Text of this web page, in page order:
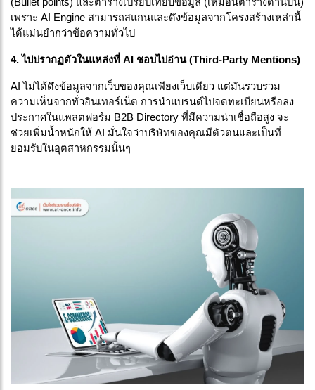
(Bullet points) และตารางเปรียบเทียบข้อมูล (เหมือนตารางด้านบน)
เพราะ AI Engine สามารถสแกนและดึงข้อมูลจากโครงสร้างเหล่านี้
ได้แม่นยำกว่าข้อความทั่วไป
4. ไปปรากฏตัวในแหล่งที่ AI ชอบไปอ่าน (Third-Party Mentions)
AI ไม่ได้ดึงข้อมูลจากเว็บของคุณเพียงเว็บเดียว แต่มันรวบรวม
ความเห็นจากทั่วอินเทอร์เน็ต การนำแบรนด์ไปจดทะเบียนหรือลง
ประกาศในแพลตฟอร์ม B2B Directory ที่มีความน่าเชื่อถือสูง จะ
ช่วยเพิ่มน้ำหนักให้ AI มั่นใจว่าบริษัทของคุณมีตัวตนและเป็นที่
ยอมรับในอุตสาหกรรมนั้นๆ